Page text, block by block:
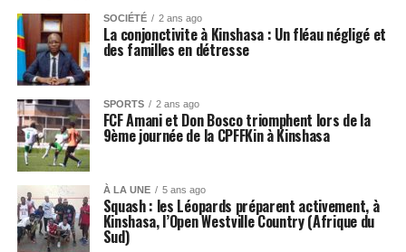
SOCIÉTÉ 2 ans ago
La conjonctivite à Kinshasa : Un fléau négligé et
des familles en détresse
SPORTS 2 ans ago
FCF Amani et Don Bosco triomphent lors de la
9ème journée de la CPFFKin à Kinshasa
À LA UNE 5 ans ago
Squash : les Léopards préparent activement, à
Kinshasa, l’Open Westville Country (Afrique du
Sud)